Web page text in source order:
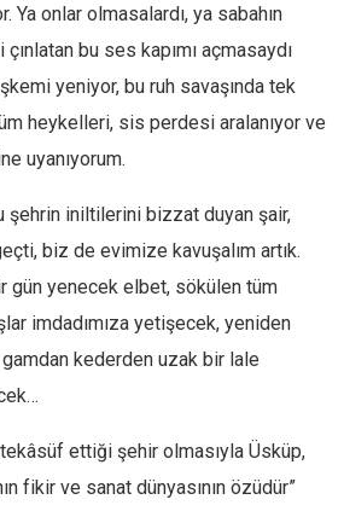
Ya onlar olmasalardı, ya sabahın
bu ses kapımı açmasaydı
yeniyor, bu ruh savaşında tek
heykelleri, sis perdesi aralanıyor ve
uyanıyorum.
şehrin iniltilerini bizzat duyan şair,
biz de evimize kavuşalım artık.
gün yenecek elbet, sökülen tüm
imdadımıza yetişecek, yeniden
kederden uzak bir lale
tekâsüf ettiği şehir olmasıyla Üsküp,
fikir ve sanat dünyasının özüdür”